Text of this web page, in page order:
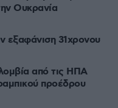
Ουκρανία
εξαφάνιση 31χρονου
από τις ΗΠΑ
προέδρου